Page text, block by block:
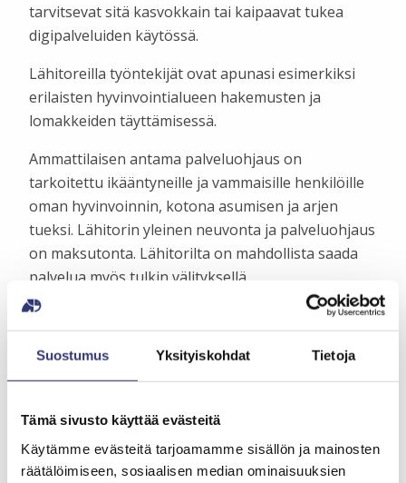
Suostumus Yksityiskohdat Tietoja
Tämä sivusto käyttää evästeitä
Käytämme evästeitä tarjoamamme sisällön ja mainosten
räätälöimiseen, sosiaalisen median ominaisuuksien
tarvitsevat sitä kasvokkain tai kaipaavat tukea
digipalveluiden käytössä.
Lähitoreilla työntekijät ovat apunasi esimerkiksi
erilaisten hyvinvointialueen hakemusten ja
lomakkeiden täyttämisessä.
Ammattilaisen antama palveluohjaus on
tarkoitettu ikääntyneille ja vammaisille henkilöille
oman hyvinvoinnin, kotona asumisen ja arjen
tueksi. Lähitorin yleinen neuvonta ja palveluohjaus
on maksutonta. Lähitorilta on mahdollista saada
palvelua myös tulkin välityksellä.
Lähitorin muita palveluja ovat
itsenäisesti käyttää tietokonetta ja saada
kuvayhteyden KELA:n palveluneuvojaan. ITE–
verensokerimittari, sekä henkilövaaka.
Voit osallistua avoimeen ryhmätoimintaan tai